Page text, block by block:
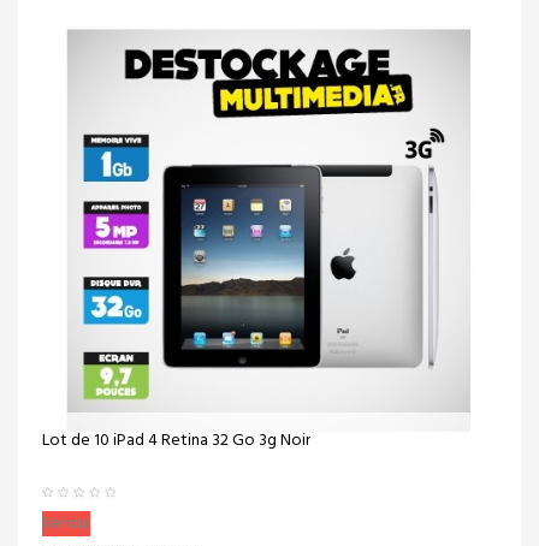
Lot de 10 iPad 4 Retina 32 Go 3g Noir
Vendu!